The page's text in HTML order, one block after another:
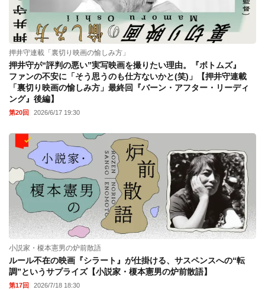
押井守連載「裏切り映画の愉しみ方」
押井守が“評判の悪い”実写映画を撮りたい理由。『ボトムズ』
ファンの不安に「そう思うのも仕方ないかと(笑)」【押井守連載
「裏切り映画の愉しみ方」最終回『バーン・アフター・リーディ
ング』後編】
第20回 2026/6/17 19:30
小説家・榎本憲男の炉前散語
ルール不在の映画『シラート』が仕掛ける、サスペンスへの“転
調”というサプライズ【小説家・榎本憲男の炉前散語】
第17回 2026/7/18 18:30